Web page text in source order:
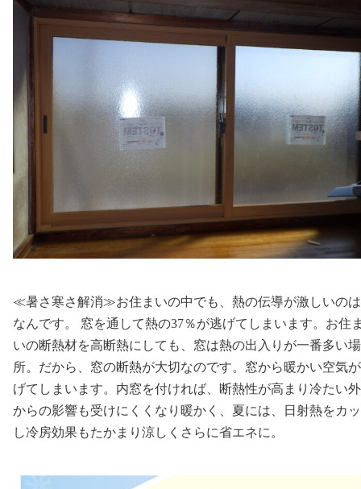
≪暑さ寒さ解消≫お住まいの中でも、熱の伝導が激しいの
なんです。 窓を通して熱の37％が逃げてしまいます。お住
いの断熱材を高断熱にしても、窓は熱の出入りが一番多い場
所。だから、窓の断熱が大切なのです。窓から暖かい空気
げてしまいます。内窓を付ければ、断熱性が高まり冷たい
からの影響も受けにくくなり暖かく、夏には、日射熱をカ
し冷房効果もたかまり涼しくさらに省エネに。